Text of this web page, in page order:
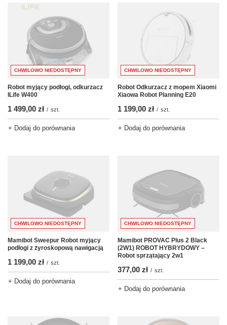
CHWILOWO NIEDOSTĘPNY
Robot myjący podłogi, odkurzacz
ILife W400
1 499,00 zł / szt.
+ Dodaj do porównania
CHWILOWO NIEDOSTĘPNY
Robot Odkurzacz z mopem Xiaomi
Xiaowa Robot Planning E20
1 199,00 zł / szt.
+ Dodaj do porównania
CHWILOWO NIEDOSTĘPNY
Mamibot Sweepur Robot myjący
podłogi z żyroskopową nawigacją
1 199,00 zł / szt.
+ Dodaj do porównania
CHWILOWO NIEDOSTĘPNY
Mamibot PROVAC Plus 2 Black
(2W1) ROBOT HYBRYDOWY –
Robot sprzątający 2w1
377,00 zł / szt.
+ Dodaj do porównania